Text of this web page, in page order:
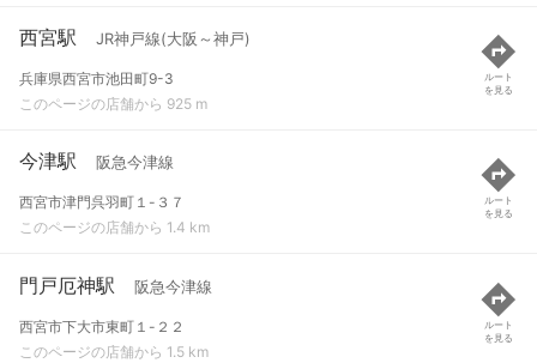
西宮駅 JR神戸線(大阪～神戸)
兵庫県西宮市池田町9-3
このページの店舗から 925 m
ルート
を見る
今津駅 阪急今津線
西宮市津門呉羽町１-３７
このページの店舗から 1.4 km
ルート
を見る
門戸厄神駅 阪急今津線
西宮市下大市東町１-２２
このページの店舗から 1.5 km
ルート
を見る